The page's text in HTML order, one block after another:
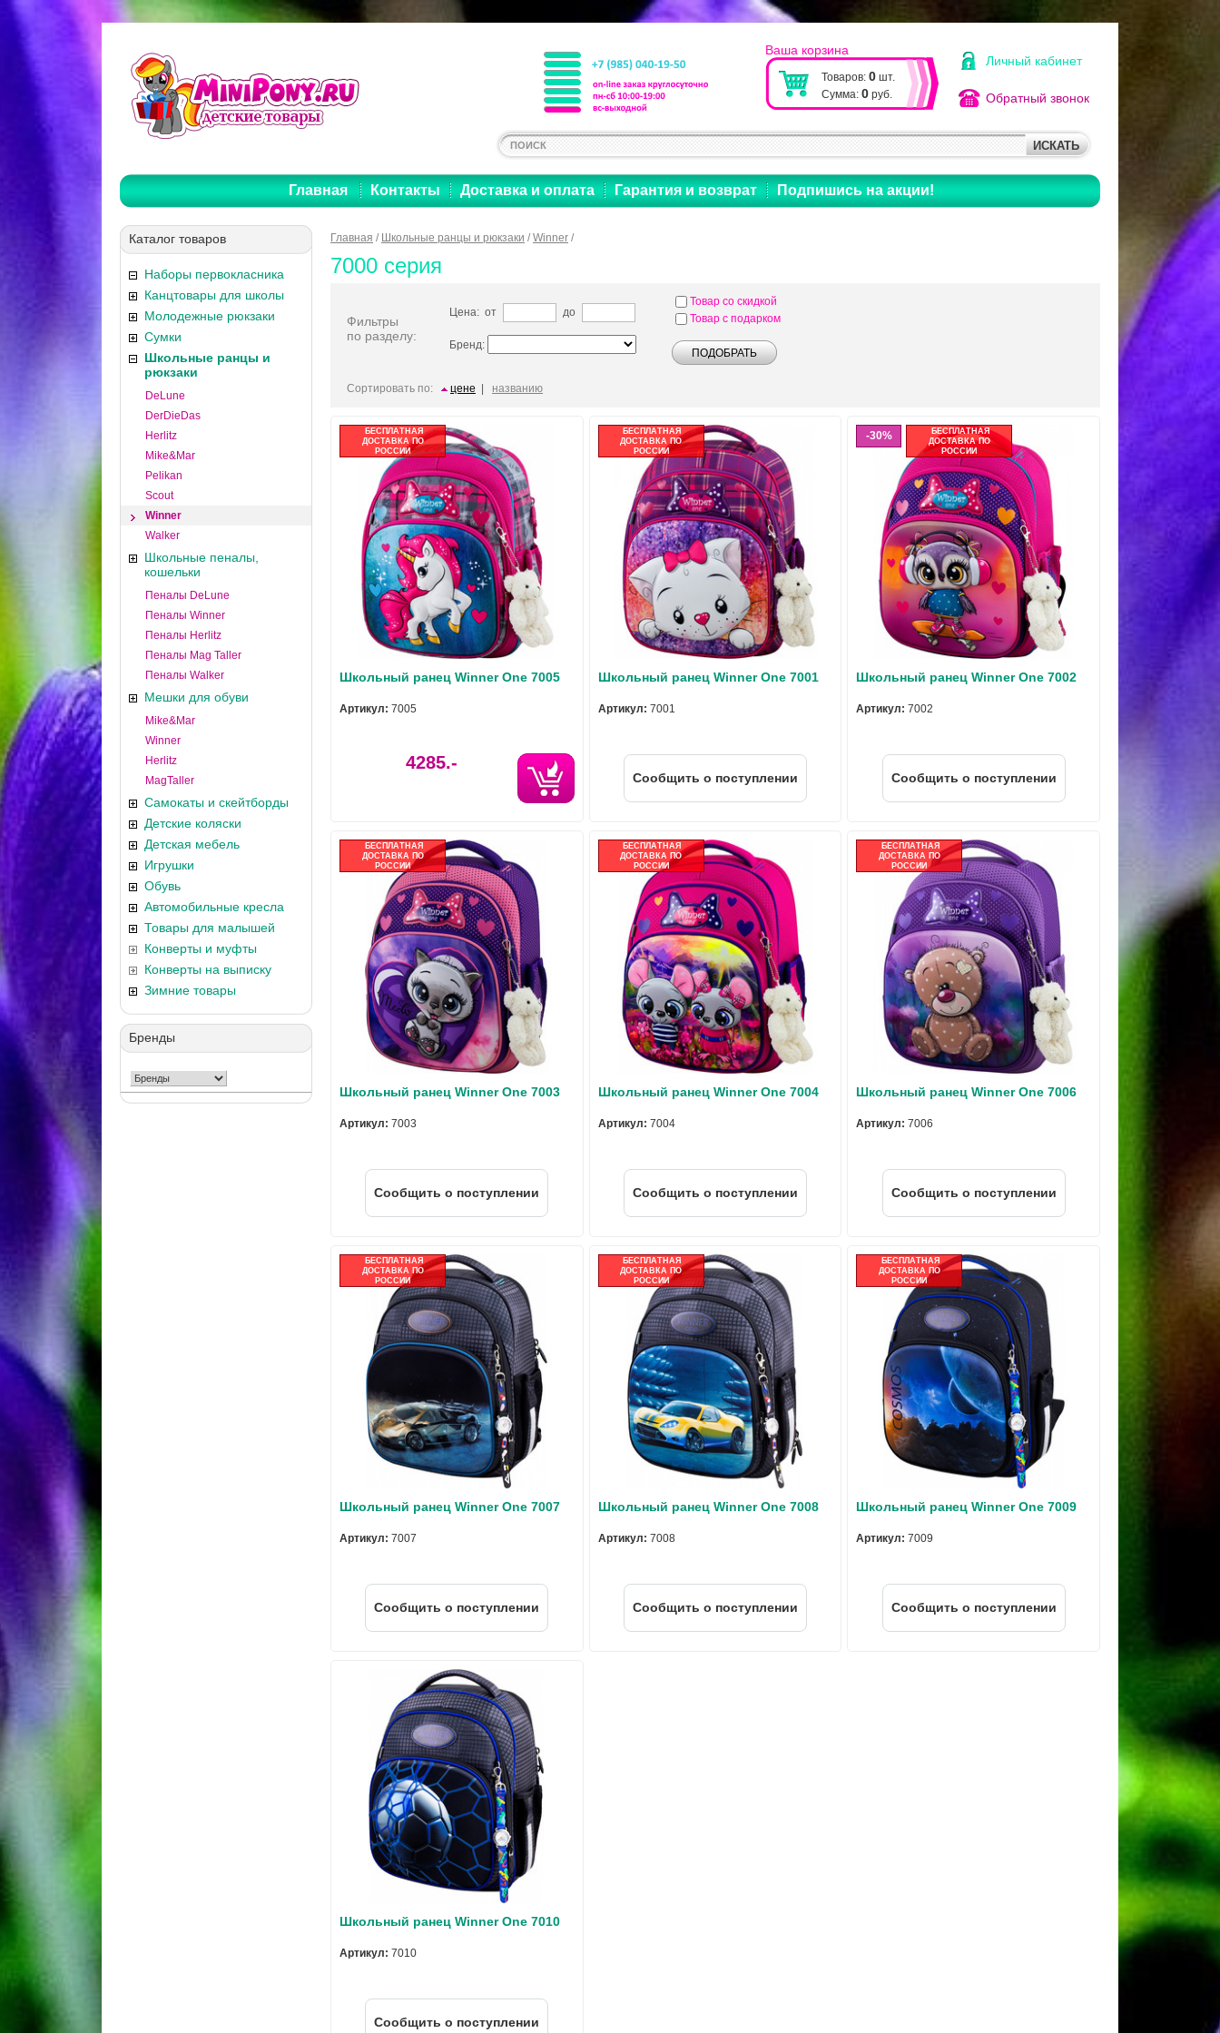
Личный кабинет
Обратный звонок
Ваша корзина
Товаров: 0 шт.
Сумма: 0 руб.
Главная Контакты Доставка и оплата Гарантия и возврат Подпишись на акции!
Каталог товаров
Наборы первокласника
Канцтовары для школы
Молодежные рюкзаки
Сумки
Школьные ранцы и
рюкзаки
DeLune
DerDieDas
Herlitz
Mike&Mar
Pelikan
Scout
Winner
Walker
Школьные пеналы,
кошельки
Пеналы DeLune
Пеналы Winner
Пеналы Herlitz
Пеналы Mag Taller
Пеналы Walker
Мешки для обуви
Mike&Mar
Winner
Herlitz
MagTaller
Самокаты и скейтборды
Детские коляски
Детская мебель
Игрушки
Обувь
Автомобильные кресла
Товары для малышей
Конверты и муфты
Конверты на выписку
Зимние товары
Бренды
Главная / Школьные ранцы и рюкзаки /Winner /
7000 серия
Фильтры
по разделу:
Цена: от до
Бренд:
Товар со скидкой
Товар с подарком
Сортировать по: цене названию
БЕСПЛАТНАЯ
ДОСТАВКА ПО
РОССИИ
Школьный ранец Winner One 7005
Артикул: 7005
4285.-
БЕСПЛАТНАЯ
ДОСТАВКА ПО
РОССИИ
Школьный ранец Winner One 7001
Артикул: 7001
Cообщить о поступлении
30%
БЕСПЛАТНАЯ
ДОСТАВКА ПО
РОССИИ
Школьный ранец Winner One 7002
Артикул: 7002
Cообщить о поступлении
БЕСПЛАТНАЯ
ДОСТАВКА ПО
РОССИИ
Школьный ранец Winner One 7003
Артикул: 7003
Cообщить о поступлении
БЕСПЛАТНАЯ
ДОСТАВКА ПО
РОССИИ
Школьный ранец Winner One 7004
Артикул: 7004
Cообщить о поступлении
БЕСПЛАТНАЯ
ДОСТАВКА ПО
РОССИИ
Школьный ранец Winner One 7006
Артикул: 7006
Cообщить о поступлении
БЕСПЛАТНАЯ
ДОСТАВКА ПО
РОССИИ
Школьный ранец Winner One 7007
Артикул: 7007
Cообщить о поступлении
БЕСПЛАТНАЯ
ДОСТАВКА ПО
РОССИИ
Школьный ранец Winner One 7008
Артикул: 7008
Cообщить о поступлении
БЕСПЛАТНАЯ
ДОСТАВКА ПО
РОССИИ
Школьный ранец Winner One 7009
Артикул: 7009
Cообщить о поступлении
Школьный ранец Winner One 7010
Артикул: 7010
Cообщить о поступлении